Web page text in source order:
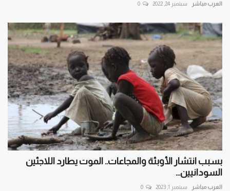
العرب مباشر سبتمبر 24, 2022 0
بسبب انتشار الأوبئة والمجاعات.. الموت يطارد اللاجئين
السودانيين...
العرب مباشر سبتمبر 1, 2023 0